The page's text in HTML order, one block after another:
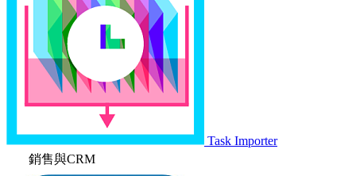
Task Importer
銷售與CRM